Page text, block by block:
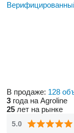
В продаже: 128
3 года на Agroline
25 лет на рынке
5.0